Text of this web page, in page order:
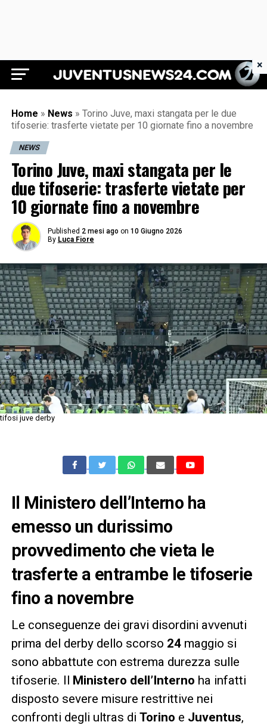
Juventus News 24
Home » News » Torino Juve, maxi stangata per le due
tifoserie: trasferte vietate per 10 giornate fino a novembre
NEWS
Torino Juve, maxi stangata per le
due tifoserie: trasferte vietate per
10 giornate fino a novembre
Published 2 mesi ago on 10 Giugno 2026
By Luca Fiore
tifosi juve derby
Il Ministero dell’Interno ha
emesso un durissimo
provvedimento che vieta le
trasferte a entrambe le tifoserie
fino a novembre
Le conseguenze dei gravi disordini avvenuti
prima del derby dello scorso 24maggio si
sono abbattute con estrema durezza sulle
tifoserie. Il Ministero dell’Interno ha infatti
disposto severe misure restrittive nei
confronti degli ultras di Torino e Juventus,
×